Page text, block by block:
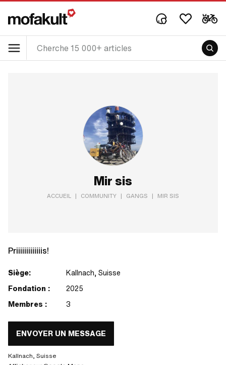
Mir sis
ACCUEIL | COMMUNITY | GANGS | MIR SIS
Priiiiiiiiiiiiis!
Siège:
Kallnach, Suisse
Fondation :
2025
Membres :
3
ENVOYER UN MESSAGE
Kallnach, Suisse